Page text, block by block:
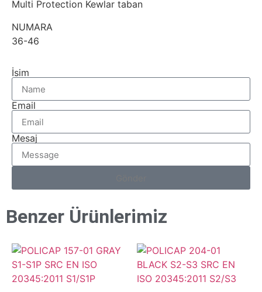
Multi Protection Kewlar taban
NUMARA
36-46
İsim
Email
Mesaj
Benzer Ürünlerimiz